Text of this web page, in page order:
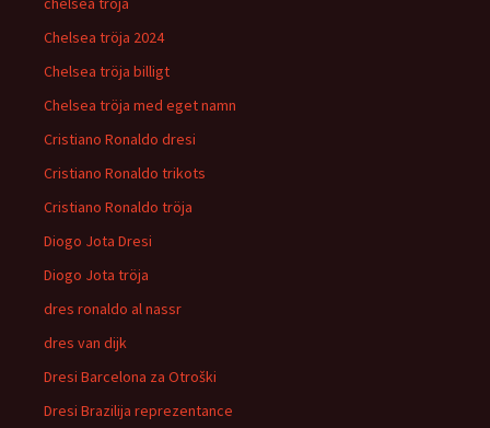
Chelsea tröja 2024
Chelsea tröja billigt
Chelsea tröja med eget namn
Cristiano Ronaldo dresi
Cristiano Ronaldo trikots
Cristiano Ronaldo tröja
Diogo Jota Dresi
Diogo Jota tröja
dres ronaldo al nassr
dres van dijk
Dresi Barcelona za Otroški
Dresi Brazilija reprezentance